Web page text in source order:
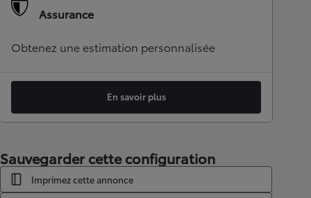
Assurance
Obtenez une estimation personnalisée
En savoir plus
Sauvegarder cette configuration
Imprimez cette annonce